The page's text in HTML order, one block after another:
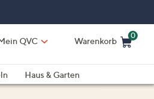
QVC Warenkorb
0
Haus & Garten